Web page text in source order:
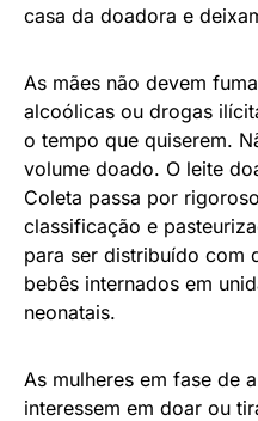
casa da doadora e
As mães não devem
alcoólicas ou drogas
o tempo que quiserem.
volume doado. O leite
Coleta passa por
classificação e
para ser distribuído com
bebês internados em
neonatais.
As mulheres em fase de
interessem em doar ou